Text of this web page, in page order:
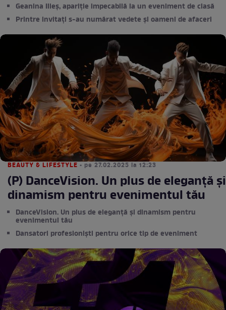
Geanina Ilieș, apariție impecabilă la un eveniment de clasă
Printre invitați s-au numărat vedete și oameni de afaceri
BEAUTY & LIFESTYLE • pe 27.02.2025 la 12:23
(P) DanceVision. Un plus de eleganță și
dinamism pentru evenimentul tău
DanceVision. Un plus de eleganță și dinamism pentru
evenimentul tău
Dansatori profesioniști pentru orice tip de eveniment